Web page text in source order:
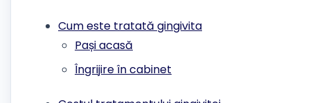
Cum este tratată gingivita
Pași acasă
Îngrijire în cabinet